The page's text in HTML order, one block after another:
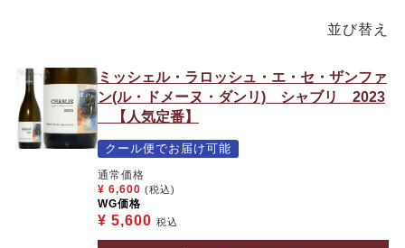
並び替え
ミッシェル・ラロッシュ・エ・セ・ザンファ
ン(ル・ドメーヌ・ダンリ) シャブリ 2023
【人気定番】
クール便でお届け可能
通常価格
¥ 6,600 (税込)
WG価格
¥ 5,600 税込